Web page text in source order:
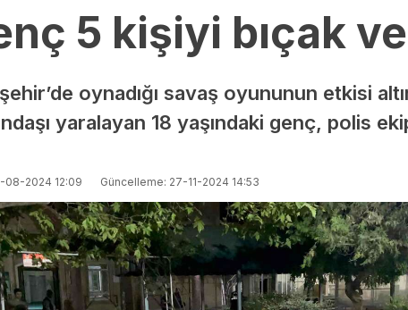
5 kişiyi bıçak
oynadığı savaş oyununun etkisi
yaralayan 18 yaşındaki genç, polis
08-2024 12:09 Güncelleme: 27-11-2024 14:53